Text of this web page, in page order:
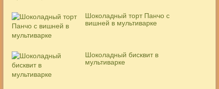
Шоколадный торт Панчо с
вишней в мультиварке
Шоколадный бисквит в
мультиварке